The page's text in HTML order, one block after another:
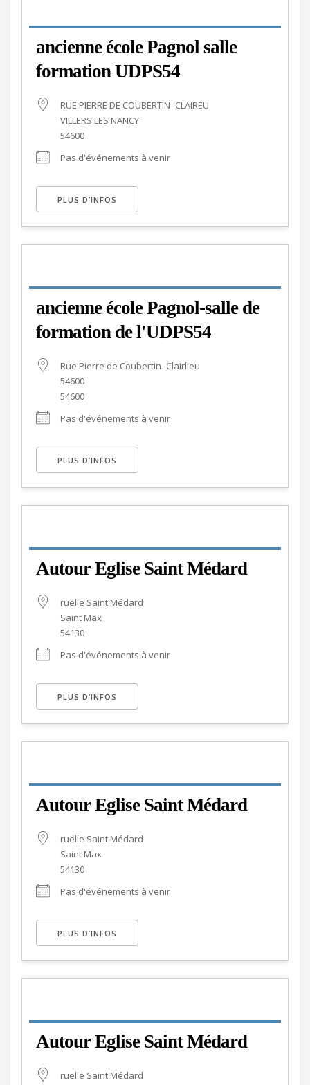
ancienne école Pagnol salle
formation UDPS54
RUE PIERRE DE COUBERTIN -CLAIREU
VILLERS LES NANCY
54600
Pas d'événements à venir
PLUS D’INFOS
ancienne école Pagnol-salle de
formation de l'UDPS54
Rue Pierre de Coubertin -Clairlieu
54600
54600
Pas d'événements à venir
PLUS D’INFOS
Autour Eglise Saint Médard
ruelle Saint Médard
Saint Max
54130
Pas d'événements à venir
PLUS D’INFOS
Autour Eglise Saint Médard
ruelle Saint Médard
Saint Max
54130
Pas d'événements à venir
PLUS D’INFOS
Autour Eglise Saint Médard
ruelle Saint Médard